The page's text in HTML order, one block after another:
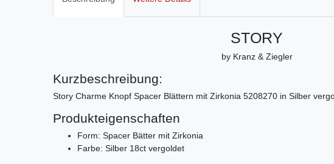
STORY
by Kranz & Ziegler
Kurzbeschreibung:
Story Charme Knopf Spacer Blättern mit Zirkonia 5208270 in Silber
Produkteigenschaften
Form: Spacer Bätter mit Zirkonia
Farbe: Silber 18ct vergoldet